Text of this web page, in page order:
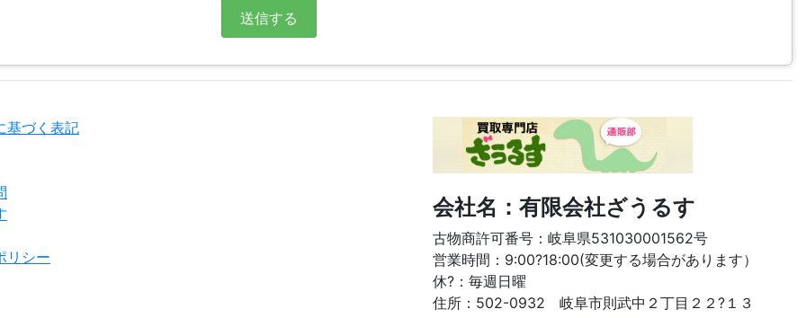
基づく表記
リシー
会社名：有限会社ざうるす
古物商許可番号：岐阜県531030001562号
営業時間：9:00?18:00(変更する場合があります）
休?：毎週日曜
住所：502-0932 岐阜市則武中２丁目２２?１３